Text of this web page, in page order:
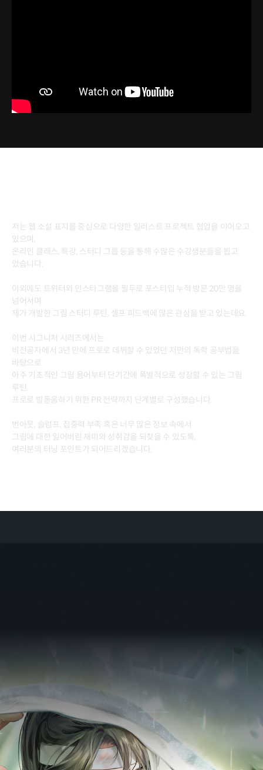
저는 웹 소설 표지를 중심으로 다양한 일러스트 프로젝트 협업을 이어오고
있으며,
온라인 클래스, 특강, 스터디 그룹 등을 통해 수많은 수강생분들을 뵙고
있습니다.
이외에도 트위터와 인스타그램을 필두로 포스타입 누적 방문 20만 명을
넘어서며
제가 개발한 그림 스터디 루틴, 셀프 피드백에 많은 관심을 받고 있는데요.
이번 시그니처 시리즈에서는
비전공자에서 3년 만에 프로로 데뷔할 수 있었던 저만의 독학 공부법을
바탕으로
아주 기초적인 그림 용어부터 단기간에 폭발적으로 성장할 수 있는 그림
루틴,
프로로 발돋움하기 위한 PR 전략까지 단계별로 구성했습니다.
번아웃, 슬럼프, 집중력 부족 혹은 너무 많은 정보 속에서
그림에 대한 잃어버린 재미와 성취감을 되찾을 수 있도록,
여러분의 터닝 포인트가 되어드리겠습니다.
현) 프리랜서 일러스트레이터
현) 자매EKA STUDIO 대표
[참여 프로젝트]
웹소설 표지 『힐러 아니라니까요?』일러스트 작업
웹소설 표지 『쉬운 사랑』일러스트 작업
웹소설 표지 『헤어지려는데 기억 상실증이라니요』일러스트 작업